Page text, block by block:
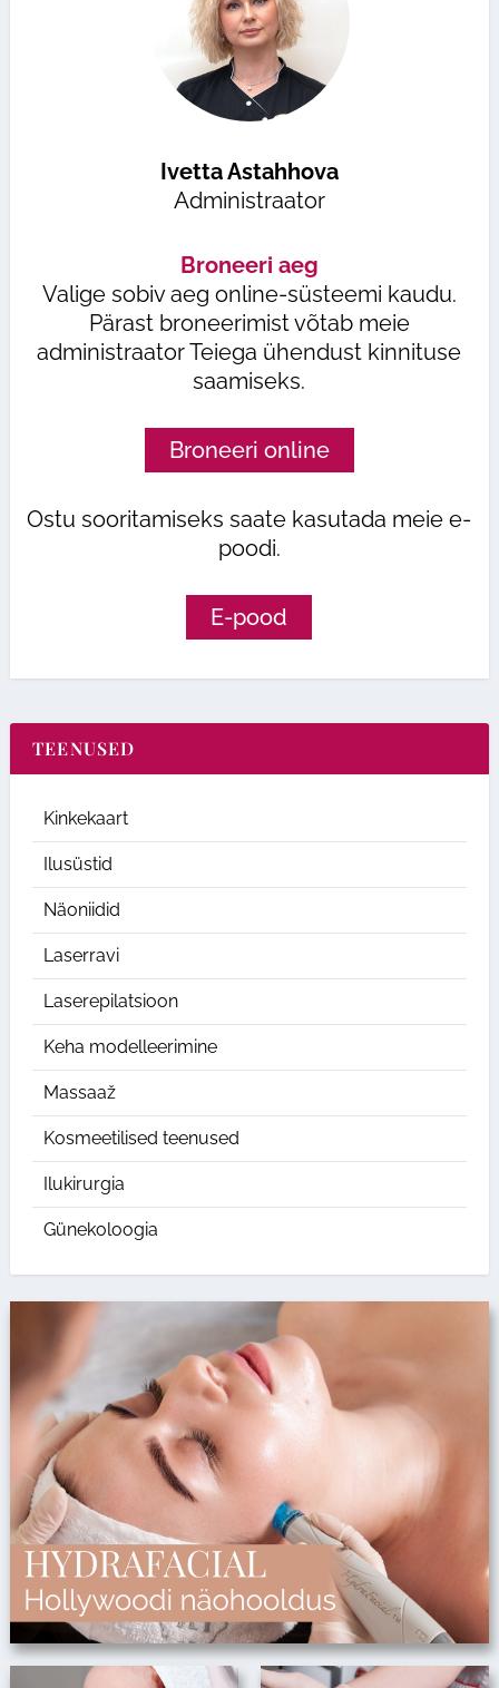
Ivetta Astahhova
Administraator
Broneeri aeg
Valige sobiv aeg online-süsteemi kaudu.
Pärast broneerimist võtab meie
administraator Teiega ühendust kinnituse
saamiseks.
Broneeri online
Ostu sooritamiseks saate kasutada meie e-
poodi.
E-pood
TEENUSED
Kinkekaart
Ilusüstid
Näoniidid
Laserravi
Laserepilatsioon
Keha modelleerimine
Massaaž
Kosmeetilised teenused
Ilukirurgia
Günekoloogia